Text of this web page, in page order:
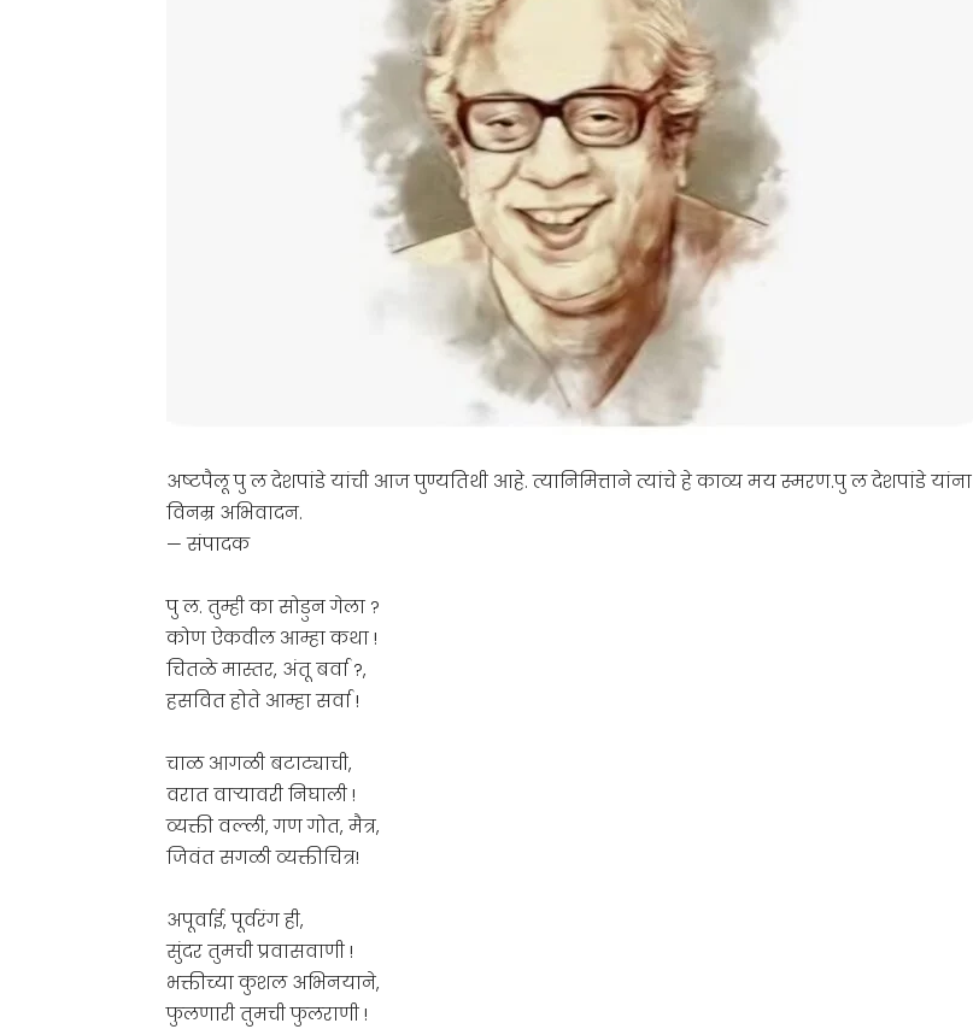
अष्टपैलू पु ल देशपांडे यांची आज पुण्यतिथी आहे. त्यानिमित्ताने त्यांचे हे काव्य मय स्मरण.पु ल देशपांडे यांना
विनम्र अभिवादन.
— संपादक
पु ल. तुम्ही का सोडुन गेला ?
कोण ऐकवील आम्हा कथा !
चितळे मास्तर, अंतू बर्वा ?,
हसवित होते आम्हा सर्वा !
चाळ आगळी बटाट्याची,
वरात वाऱ्यावरी निघाली !
व्यक्ती वल्ली, गण गोत, मैत्र,
जिवंत सगळी व्यक्तीचित्र!
अपूर्वाई, पूर्वरंग ही,
सुंदर तुमची प्रवासवाणी !
भक्तीच्या कुशल अभिनयाने,
फुलणारी तुमची फुलराणी !